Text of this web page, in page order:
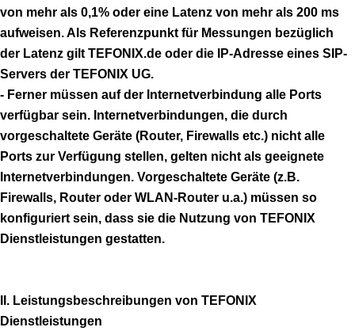
von mehr als 0,1% oder eine Latenz von mehr als 200 ms
aufweisen. Als Referenzpunkt für Messungen bezüglich
der Latenz gilt TEFONIX.de oder die IP-Adresse eines SIP-
Servers der TEFONIX UG.
- Ferner müssen auf der Internetverbindung alle Ports
verfügbar sein. Internetverbindungen, die durch
vorgeschaltete Geräte (Router, Firewalls etc.) nicht alle
Ports zur Verfügung stellen, gelten nicht als geeignete
Internetverbindungen. Vorgeschaltete Geräte (z.B.
Firewalls, Router oder WLAN-Router u.a.) müssen so
konfiguriert sein, dass sie die Nutzung von TEFONIX
Dienstleistungen gestatten.
II. Leistungsbeschreibungen von TEFONIX
Dienstleistungen